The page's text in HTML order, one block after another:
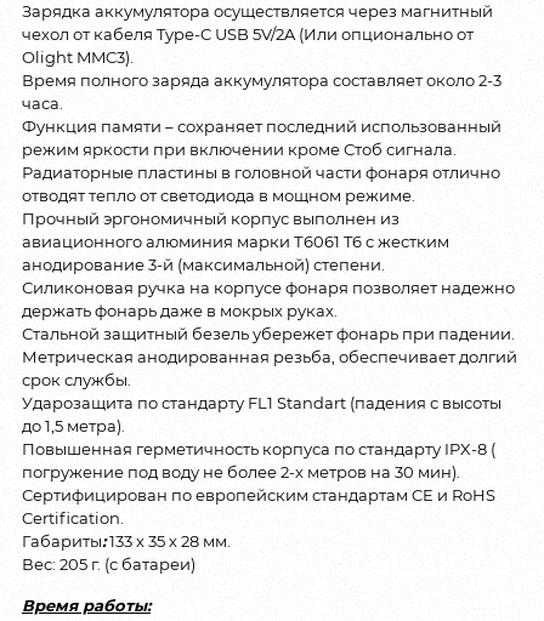
Зарядка аккумулятора осуществляется через магнитный
чехол от кабеля Type-C USB 5V/2A (Или опционально от
Olight MMC3).
Время полного заряда аккумулятора составляет около 2-3
часа.
Функция памяти – сохраняет последний использованный
режим яркости при включении кроме Стоб сигнала.
Радиаторные пластины в головной части фонаря отлично
отводят тепло от светодиода в мощном режиме.
Прочный эргономичный корпус выполнен из
авиационного алюминия марки Т6061 T6 с жестким
анодирование 3-й (максимальной) степени.
Силиконовая ручка на корпусе фонаря позволяет надежно
держать фонарь даже в мокрых руках.
Стальной защитный безель убережет фонарь при падении.
Метрическая анодированная резьба, обеспечивает долгий
срок службы.
Ударозащита по стандарту FL1 Standart (падения с высоты
до 1,5 метра).
Повышенная герметичность корпуса по стандарту IPX-8 (
погружение под воду не более 2-х метров на 30 мин).
Сертифицирован по европейским стандартам CE и RoHS
Certification.
Габариты:133 х 35 х 28 мм.
Вес: 205 г. (с батареи)
Время работы: